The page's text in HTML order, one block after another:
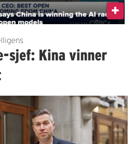
sjef: Kina vinner